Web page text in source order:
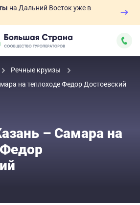
на Дальний Восток уже в
Речные круизы
на теплоходе Федор Достоевский
– Самара на